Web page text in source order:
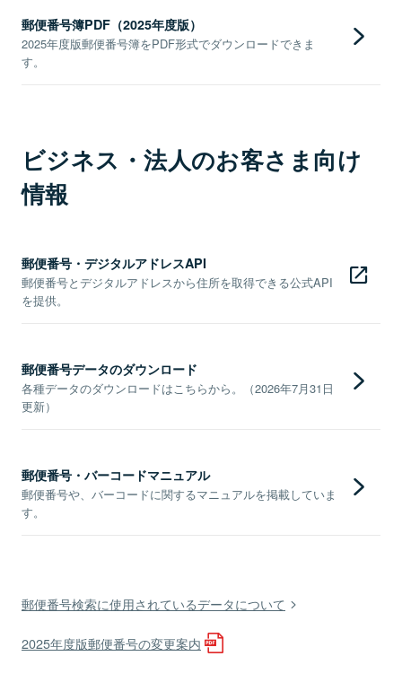
郵便番号簿PDF（2025年度版）
2025年度版郵便番号簿をPDF形式でダウンロードできま
す。
ビジネス・法人のお客さま向け
情報
郵便番号・デジタルアドレスAPI
郵便番号とデジタルアドレスから住所を取得できる公式API
を提供。
郵便番号データのダウンロード
各種データのダウンロードはこちらから。（2026年7月31日
更新）
郵便番号・バーコードマニュアル
郵便番号や、バーコードに関するマニュアルを掲載していま
す。
郵便番号検索に使用されているデータについて
2025年度版郵便番号の変更案内